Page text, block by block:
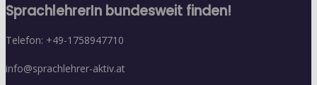
SprachlehrerIn bundesweit finden!
Telefon: +49-1758947710
info@sprachlehrer-aktiv.at